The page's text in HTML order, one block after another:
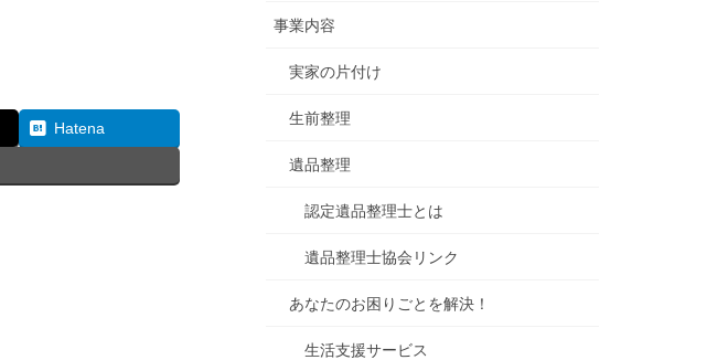
Hatena
事業内容
実家の片付け
生前整理
遺品整理
認定遺品整理士とは
遺品整理士協会リンク
あなたのお困りごとを解決！
生活支援サービス